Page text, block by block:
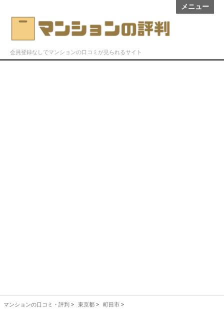
メニュー
会員登録なしでマンションの口コミが見られるサイト
マンションの口コミ・評判 > 東京都 > 町田市 >